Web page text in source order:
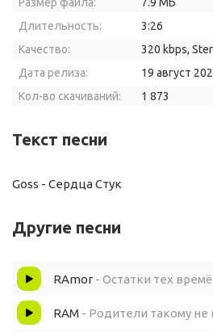
Длительность:
3:26
Качество:
320 kbps,
Дата релиза:
19 август
Кол-во скачиваний:
1 873
Текст песни
Goss - Сердца Стук
Другие песни
RAmor - Остатки тех
RAM - Родители такому не